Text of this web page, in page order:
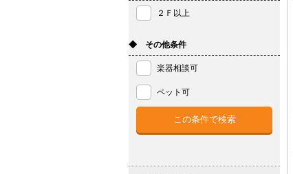
２Ｆ以上
◆ その他条件
楽器相談可
ペット可